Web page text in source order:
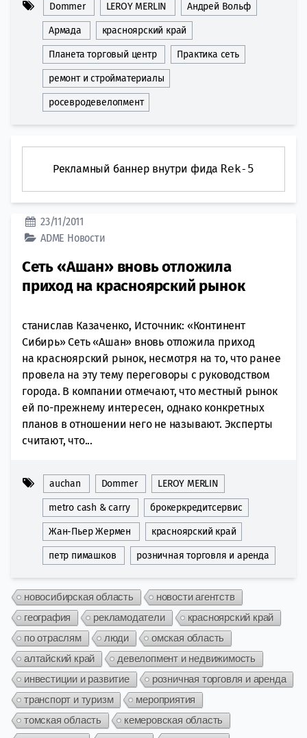
Dommer LEROY MERLIN Андрей Вольф
Армада красноярский край
Планета торговый центр Практика сеть
ремонт и стройматериалы
росевродевелопмент
Рекламный баннер внутри фида Rek-5
23/11/2011
ADME Новости
Сеть «Ашан» вновь отложила
приход на красноярский рынок
станислав Казаченко, Источник: «Континент
Сибирь» Cеть «Ашан» вновь отложила приход
на красноярский рынок, несмотря на то, что ранее
провела на эту тему переговоры с руководством
города. В компании отмечают, что местный рынок
ей по-прежнему интересен, однако конкретных
планов в отношении него не называют. Эксперты
считают, что...
auchan Dommer LEROY MERLIN
metro cash & carry брокеркредитсервис
Жан-Пьер Жермен красноярский край
петр пимашков розничная торговля и аренда
новосибирская область
новости агентств
география
рекламодатели
красноярский край
по отраслям
люди
омская область
алтайский край
девелопмент и недвижимость
инвестиции и развитие
розничная торговля и аренда
транспорт и туризм
мероприятия
томская область
кемеровская область